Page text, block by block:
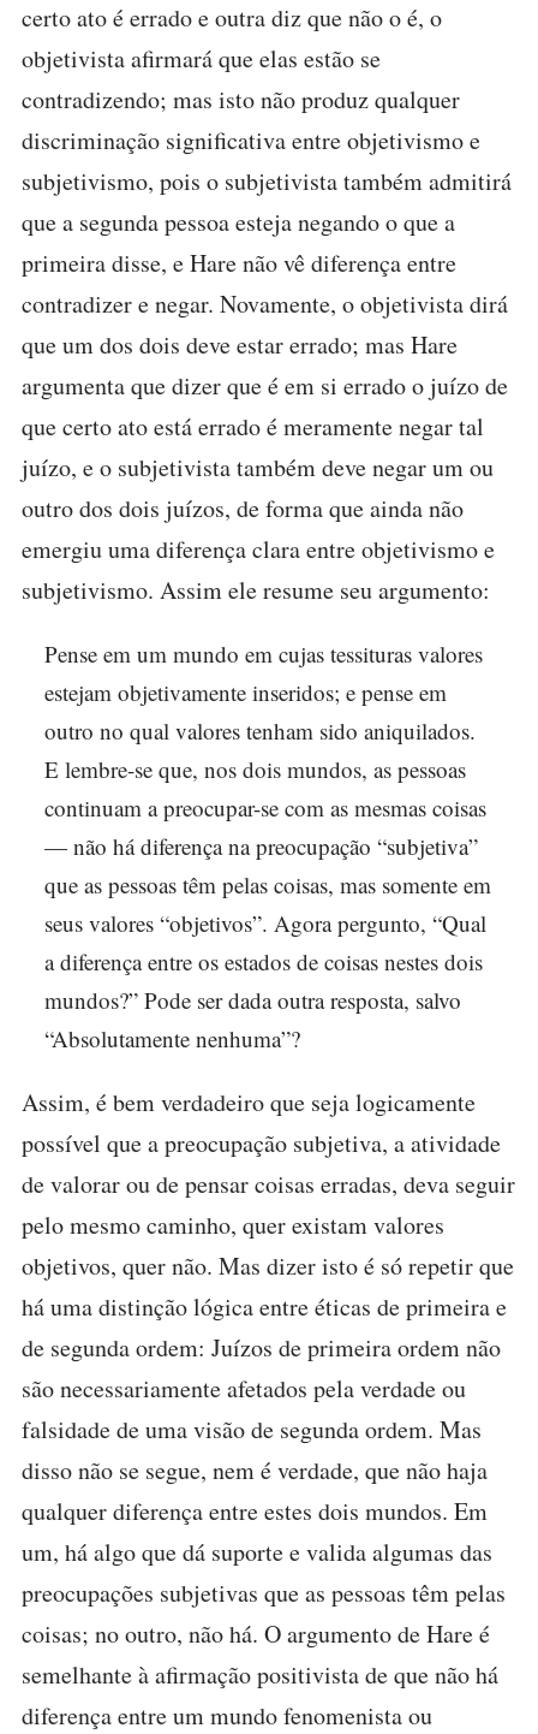
certo ato é errado e outra diz que não o é, o
objetivista afirmará que elas estão se
contradizendo; mas isto não produz qualquer
discriminação significativa entre objetivismo e
subjetivismo, pois o subjetivista também admitirá
que a segunda pessoa esteja negando o que a
primeira disse, e Hare não vê diferença entre
contradizer e negar. Novamente, o objetivista dirá
que um dos dois deve estar errado; mas Hare
argumenta que dizer que é em si errado o juízo de
que certo ato está errado é meramente negar tal
juízo, e o subjetivista também deve negar um ou
outro dos dois juízos, de forma que ainda não
emergiu uma diferença clara entre objetivismo e
subjetivismo. Assim ele resume seu argumento:
Pense em um mundo em cujas tessituras valores
estejam objetivamente inseridos; e pense em
outro no qual valores tenham sido aniquilados.
E lembre-se que, nos dois mundos, as pessoas
continuam a preocupar-se com as mesmas coisas
— não há diferença na preocupação “subjetiva”
que as pessoas têm pelas coisas, mas somente em
seus valores “objetivos”. Agora pergunto, “Qual
a diferença entre os estados de coisas nestes dois
mundos?” Pode ser dada outra resposta, salvo
“Absolutamente nenhuma”?
Assim, é bem verdadeiro que seja logicamente
possível que a preocupação subjetiva, a atividade
de valorar ou de pensar coisas erradas, deva seguir
pelo mesmo caminho, quer existam valores
objetivos, quer não. Mas dizer isto é só repetir que
há uma distinção lógica entre éticas de primeira e
de segunda ordem: Juízos de primeira ordem não
são necessariamente afetados pela verdade ou
falsidade de uma visão de segunda ordem. Mas
disso não se segue, nem é verdade, que não haja
qualquer diferença entre estes dois mundos. Em
um, há algo que dá suporte e valida algumas das
preocupações subjetivas que as pessoas têm pelas
coisas; no outro, não há. O argumento de Hare é
semelhante à afirmação positivista de que não há
diferença entre um mundo fenomenista ou